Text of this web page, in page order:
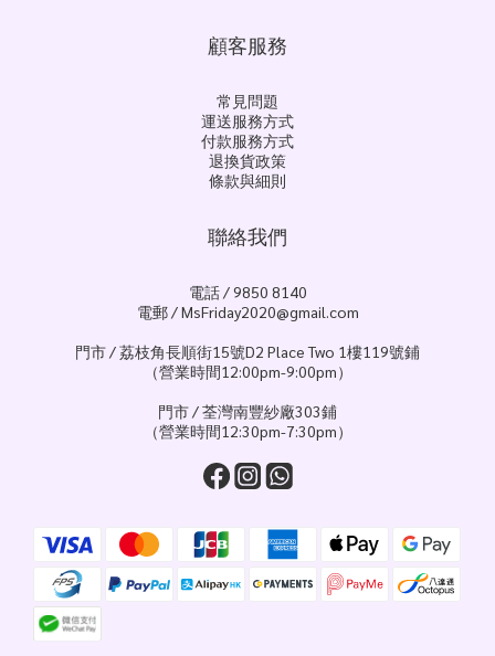
顧客服務
常見問題
運送服務方式
付款服務方式
退換貨政策
條款與細則
聯絡我們
電話 / 9850 8140
電郵 / MsFriday2020@gmail.com
門市 / 荔枝角長順街15號D2 Place Two 1樓119號鋪
（營業時間12:00pm-9:00pm）
門市 / 荃灣南豐紗廠303鋪
（營業時間12:30pm-7:30pm）